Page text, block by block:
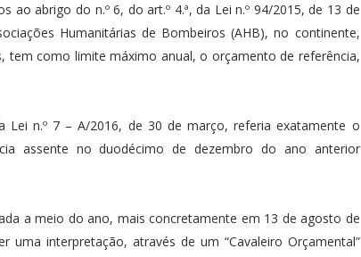
abrigo do n.º 6, do art.º 4.ª, da Lei n.º 94/2015, de 13 de
Humanitárias de Bombeiros (AHB), no continente,
tem como limite máximo anual, o orçamento de referência,
Lei n.º 7 – A/2016, de 30 de março, referia exatamente o
assente no duodécimo de dezembro do ano anterior
a meio do ano, mais concretamente em 13 de agosto de
interpretação, através de um “Cavaleiro Orçamental”